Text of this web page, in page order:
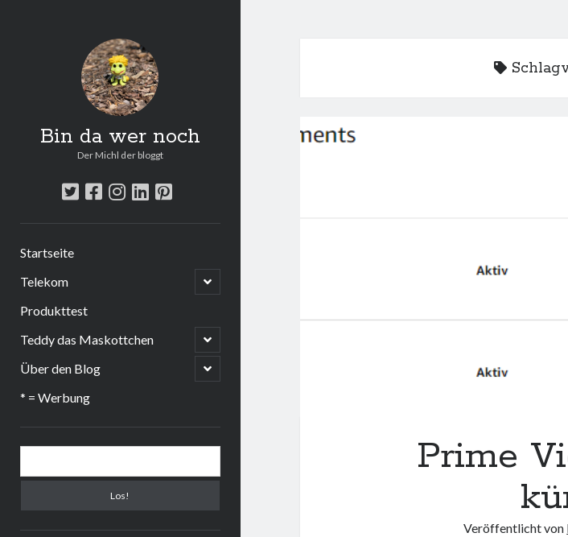
Bin da wer noch
Der Michl der bloggt
twitter
facebook
instagram
linkedin
pinterest
Startseite
Telekom
open
child
Produkttest
Teddy das Maskottchen
open
child
menu
Über den Blog
open
child
* = Werbung
Sidebar
Prime
Veröffentlicht von